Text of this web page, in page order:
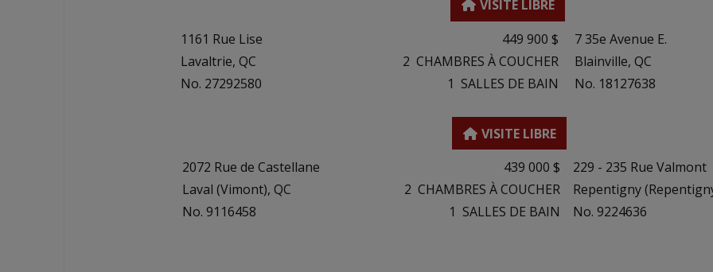
1161 Rue Lise
Lavaltrie, QC
No. 27292580
449 900 $
2 CHAMBRES À COUCHER
1 SALLES DE BAIN
7 35e Avenue E.
Blainville, QC
No. 18127638
2072 Rue de Castellane
Laval (Vimont), QC
No. 9116458
439 000 $
2 CHAMBRES À COUCHER
1 SALLES DE BAIN
229 - 235 Rue Valmont
Repentigny
No. 9224636